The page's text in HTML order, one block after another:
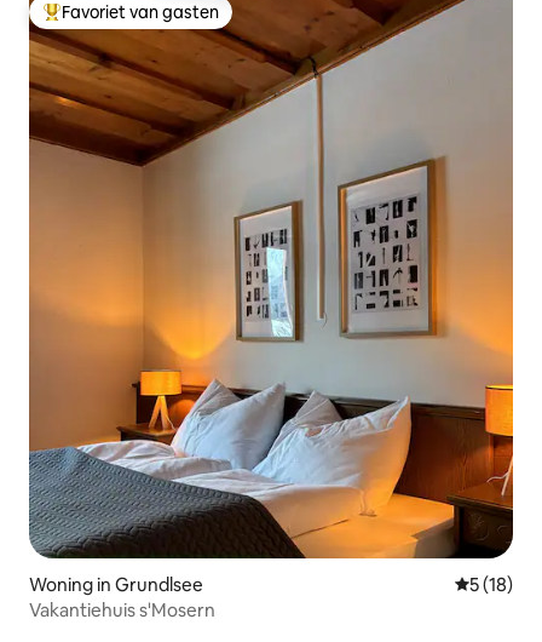
Topfavoriet van gasten
Favoriet van gasten
Woning in Grundlsee
5 (18)
Vakantiehuis s'Mosern